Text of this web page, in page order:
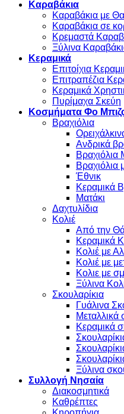
Καραβάκια
Καραβάκια με
Καραβάκια σε
Κρεμαστά
Ξύλινα
Κεραμικά
Επιτοίχια
Επιτραπέζια
Κεραμικά
Πυρίμαχα Σκεύη
Κοσμήματα Φο
Βραχιόλια
Ανδρικά
Βραχιόλια
Βραχιόλια
Έθνικ
Κεραμικά
Ματάκι
Δαχτυλίδια
Κολιέ
Από την
Κεραμικά
Κολιέ με
Κολιέ με
Κολιε με
Ξύλινα
Σκουλαρίκια
Γυάλινα
Μεταλλικά
Κεραμικά
Ξύλινα
Συλλογή Νησαία
Διακοσμητικά
Καθρέπτες